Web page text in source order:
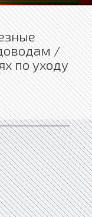
/
по уходу